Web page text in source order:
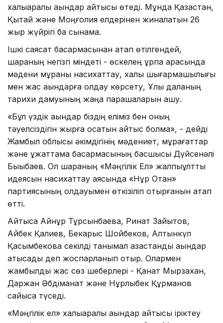
халықаралық ақындар айтысы өтеді. Мұнда Қазақстан,
Қытай және Моңғолия елдерінен жиналатын 26
жыр жүйрігі бақ сынамақ.
Ішкі саясат басқармасынан атап өтілгендей,
шараның негізгі міндеті - өскелең ұрпақ арасында
мәдени мұраны насихаттау, халық шығармашылығы
мен жас ақындарға қолдау көрсету, Ұлы даланың
тарихи дамуының жаңа парақшаларын ашу.
«Бұл үздік ақындар біздің еліміз бен оның
тәуелсіздігін жырға қосатын айтыс болмақ», - дейді
Жамбыл облысы әкімдігінің мәдениет, мұрағаттар
және құжаттама басқармасының басшысы Дүйсенәлі
Бықыбаев. Ол шараның «Мәңгілік Ел» жалпыұлттық
идеясын насихаттау аясында «Нұр Отан»
партиясының қолдауымен өткізіліп отырғанын атап
өтті.
Айтысқа Айнұр Тұрсынбаева, Ринат Зайытов,
Айбек Қалиев, Бекарыс Шойбеков, Алтынкүл
Қасымбекова секілді танымал қазақстандық ақындар
қатысады деп жоспарланып отыр. Олармен
жамбылдық жас сөз шеберлері - Қанат Мырзахан,
Даржан Әбдіманат және Нұрлыбек Құрманов
сайысқа түседі.
«Мәңгілік ел» халықаралық ақындар айтысы іріктеу